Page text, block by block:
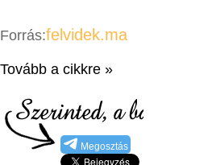
Forrás:felvidek.ma
Tovább a cikkre »
Megosztás